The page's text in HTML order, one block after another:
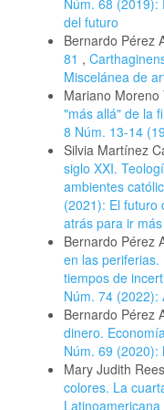
del futuro
Bernardo Pérez
81 ,
Miscelánea de
Mariano Moreno
"más allá" de la
8 Núm. 13-14
Silvia Martínez
siglo XXI.
ambientes
(2021): El futuro
atrás para ir
Bernardo Pérez
en las
tiempos de
Núm. 74 (2022):
Bernardo Pérez
dinero.
Núm. 69 (2020):
Mary Judith
colores. La